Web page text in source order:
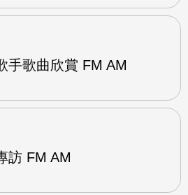
手歌曲欣賞 FM AM
訪 FM AM